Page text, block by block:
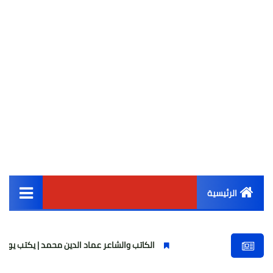
الرئيسية
أخبار مصر
الكاتب والشاعر عماد الدين محمد | يكتب يوميات شاعر